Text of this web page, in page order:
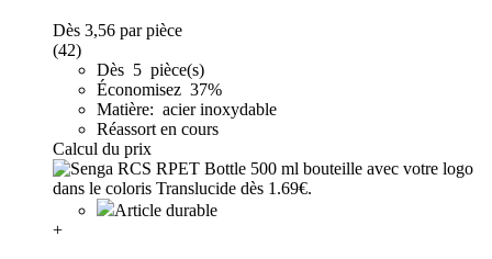
Dès 3,56 par pièce
(42)
Dès 5 pièce(s)
Économisez 37%
Matière: acier inoxydable
Réassort en cours
Calcul du prix
Article durable
+